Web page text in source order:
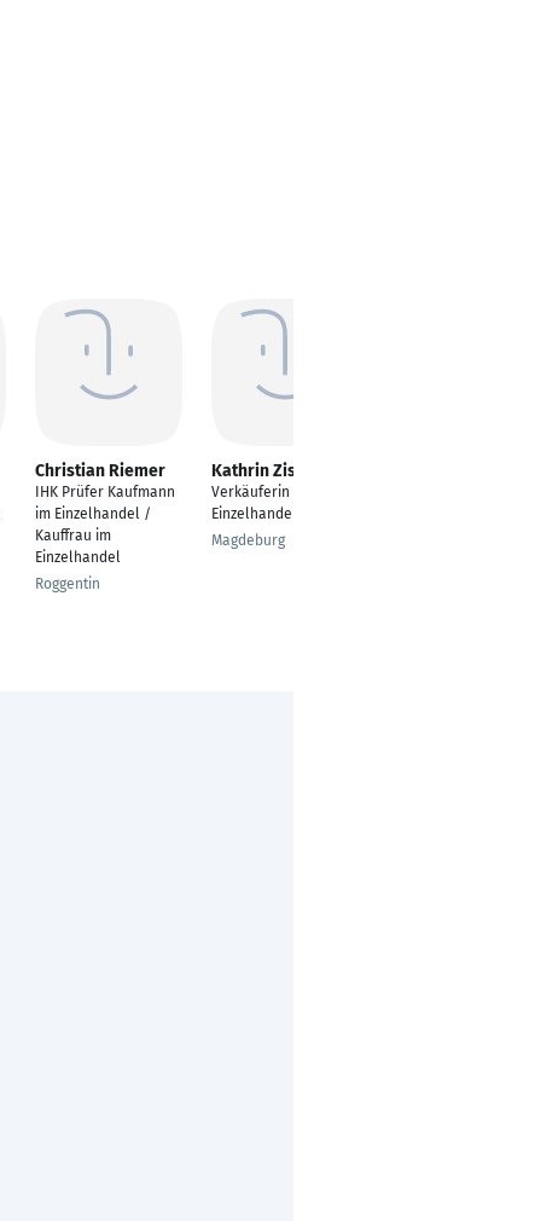
Christian Riemer
IHK Prüfer Kaufmann
im Einzelhandel /
Kauffrau im
Einzelhandel
Roggentin
Kathrin Zischka
Verkäuferin im
Einzelhandel
Magdeburg